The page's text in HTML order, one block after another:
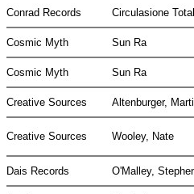
Conrad Records Circulasione
Cosmic Myth Sun Ra
Cosmic Myth Sun Ra
Creative Sources Altenburger,
Creative Sources Wooley, Nate
Dais Records O'Malley,